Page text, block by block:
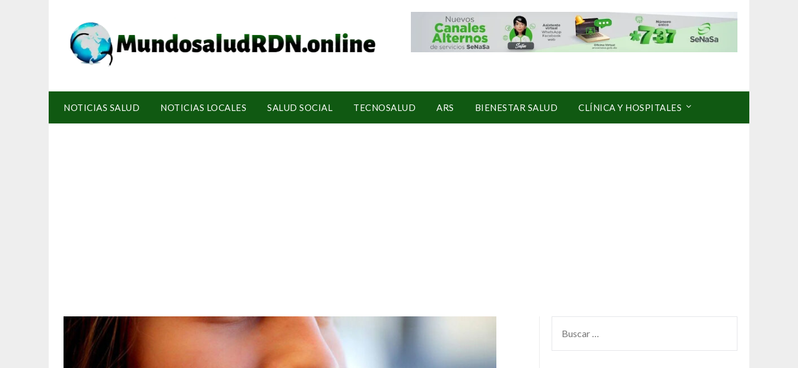
NOTICIAS SALUD NOTICIAS LOCALES SALUD SOCIAL TECNOSALUD ARS BIENESTAR SALUD CLÍNICA Y HOSPITALES